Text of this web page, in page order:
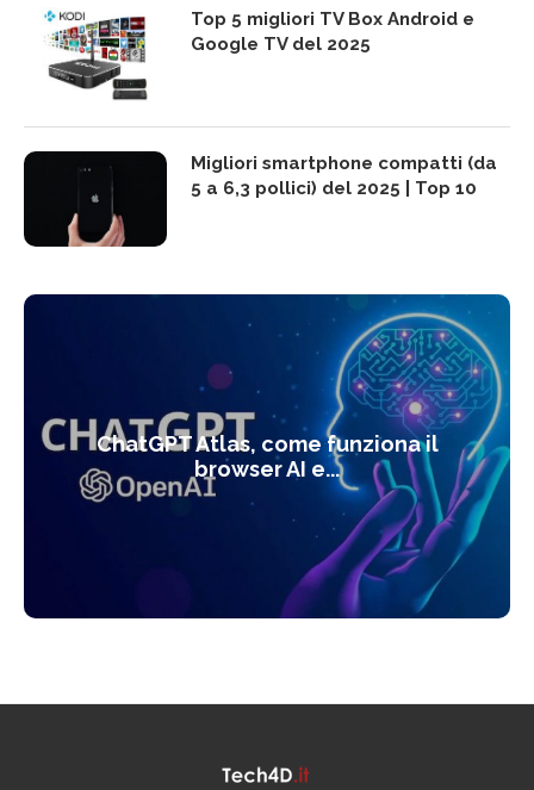
Top 5 migliori TV Box Android e
Google TV del 2025
Migliori smartphone compatti (da
5 a 6,3 pollici) del 2025 | Top 10
ChatGPT Atlas, come funziona il
browser AI e...